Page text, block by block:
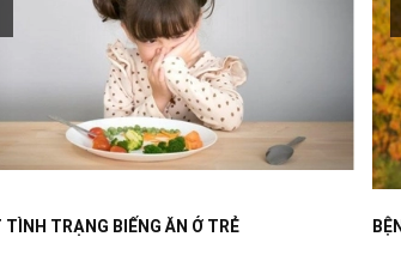
TÌNH TRẠNG BIẾNG ĂN Ở TRẺ